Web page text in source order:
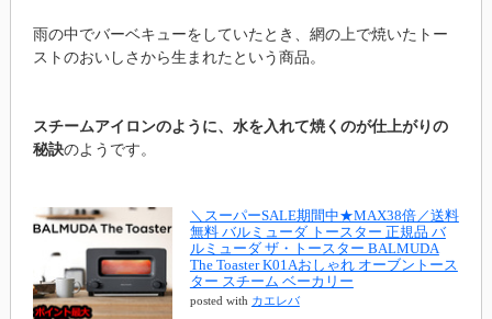
雨の中でバーベキューをしていたとき、網の上で焼いたトー
ストのおいしさから生まれたという商品。
スチームアイロンのように、水を入れて焼くのが仕上がりの
秘訣のようです。
＼スーパーSALE期間中★MAX38倍／送料
無料 バルミューダ トースター 正規品 バ
ルミューダ ザ・トースター BALMUDA
The Toaster K01Aおしゃれ オーブントース
ター スチーム ベーカリー
posted with カエレバ